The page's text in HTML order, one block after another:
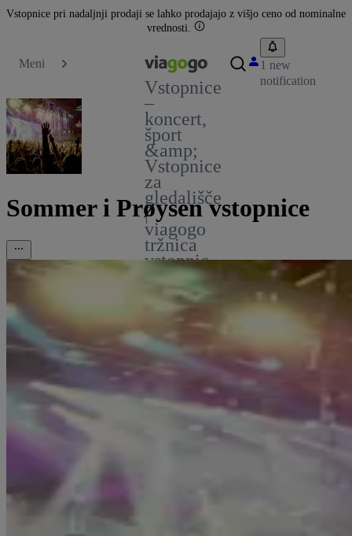
Vstopnice pri nadaljnji prodaji se lahko prodajajo z višjo ceno od nominalne
vrednosti.
Meni
Vstopnice
–
koncert,
šport
&amp;
Vstopnice
za
gledališče
|
viagogo
tržnica
vstopnic
1 new
notification
Sommer i Prøysen vstopnice